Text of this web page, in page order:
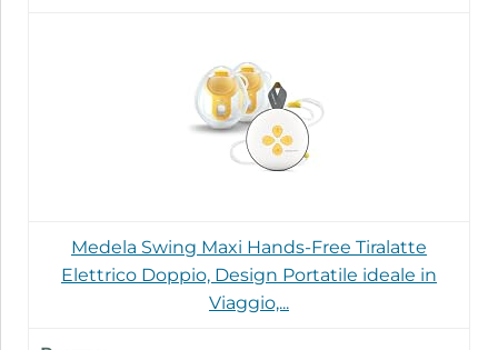
Medela Swing Maxi Hands-Free Tiralatte
Elettrico Doppio, Design Portatile ideale in
Viaggio,...